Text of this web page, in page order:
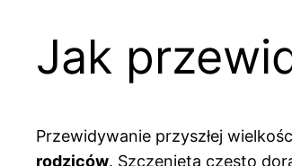
Jak
Przewidywanie przyszłej
rodziców. Szczenięta często